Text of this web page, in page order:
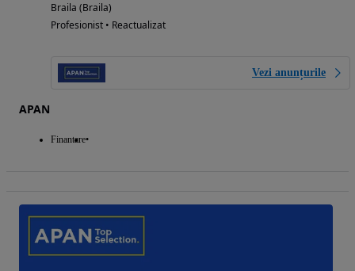
Braila (Braila)
Profesionist • Reactualizat
Vezi anunțurile
APAN
Finantare